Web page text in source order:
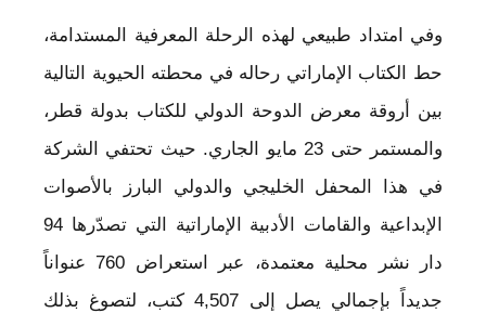
وفي امتداد طبيعي لهذه الرحلة المعرفية المستدامة،
حط الكتاب الإماراتي رحاله في محطته الحيوية التالية
بين أروقة معرض الدوحة الدولي للكتاب بدولة قطر،
والمستمر حتى 23 مايو الجاري. حيث تحتفي الشركة
في هذا المحفل الخليجي والدولي البارز بالأصوات
الإبداعية والقامات الأدبية الإماراتية التي تصدّرها 94
دار نشر محلية معتمدة، عبر استعراض 760 عنواناً
جديداً بإجمالي يصل إلى 4,507 كتب، لتصوغ بذلك